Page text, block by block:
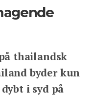
thailandsk
byder kun
i syd på